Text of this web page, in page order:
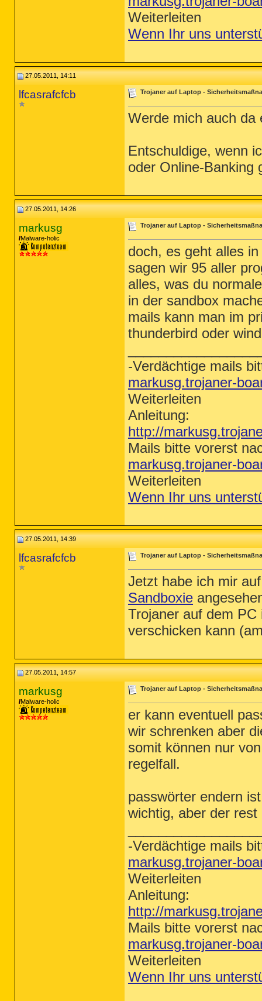
Weiterleiten
Wenn Ihr uns
27.05.2011, 14:11
lfcasrafcfcb Trojaner auf Laptop -
Werde mich auch da
Entschuldige, wenn
oder Online-Banking
27.05.2011, 14:26
markusg
Malware-holic
Trojaner auf Laptop -
doch, es geht alles
sagen wir 95 aller
alles, was du
in der sandbox
mails kann man im
thunderbird oder
-Verdächtige mails
markusg.trojaner-
Weiterleiten
Anleitung:
http://
Mails bitte vorerst
markusg.trojaner-
Weiterleiten
Wenn Ihr uns
27.05.2011, 14:39
lfcasrafcfcb Trojaner auf Laptop -
Jetzt habe ich mir
Sandboxie
Trojaner auf dem
verschicken kann
27.05.2011, 14:57
markusg
Malware-holic
Trojaner auf Laptop -
er kann eventuell
wir schrenken aber
somit können nur
regelfall.
passwörter endern
wichtig, aber der
-Verdächtige mails
markusg.trojaner-
Weiterleiten
Anleitung:
http://
Mails bitte vorerst
markusg.trojaner-
Weiterleiten
Wenn Ihr uns